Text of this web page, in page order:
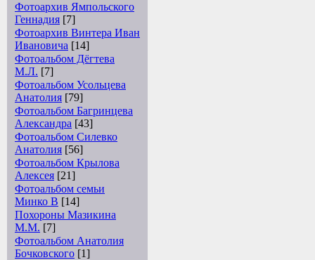
Фотоархив Ямпольского
Геннадия [7]
Фотоархив Винтера Иван
Ивановича [14]
Фотоальбом Дёгтева
М.Л. [7]
Фотоальбом Усольцева
Анатолия [79]
Фотоальбом Багринцева
Александра [43]
Фотоальбом Силевко
Анатолия [56]
Фотоальбом Крылова
Алексея [21]
Фотоальбом семьи
Минко В [14]
Похороны Мазикина
М.М. [7]
Фотоальбом Анатолия
Бочковского [1]